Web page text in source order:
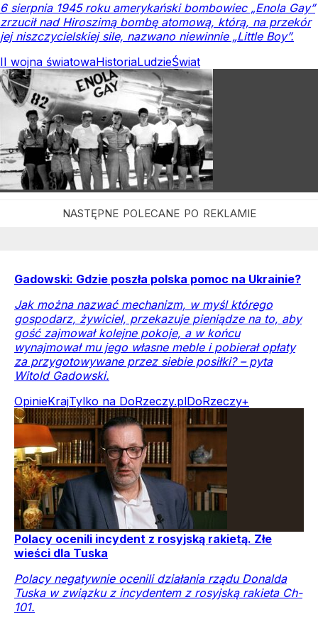
6 sierpnia 1945 roku amerykański bombowiec „Enola Gay”
zrzucił nad Hiroszimą bombę atomową, którą, na przekór
jej niszczycielskiej sile, nazwano niewinnie „Little Boy”.
II wojna światowaHistoriaLudzieŚwiat
Gadowski: Gdzie poszła polska pomoc na Ukrainie?
Jak można nazwać mechanizm, w myśl którego
gospodarz, żywiciel, przekazuje pieniądze na to, aby
gość zajmował kolejne pokoje, a w końcu
wynajmował mu jego własne meble i pobierał opłaty
za przygotowywane przez siebie posiłki? – pyta
Witold Gadowski.
OpinieKrajTylko na DoRzeczy.plDoRzeczy+
Polacy ocenili incydent z rosyjską rakietą. Złe
wieści dla Tuska
Polacy negatywnie ocenili działania rządu Donalda
Tuska w związku z incydentem z rosyjską rakieta Ch-
101.